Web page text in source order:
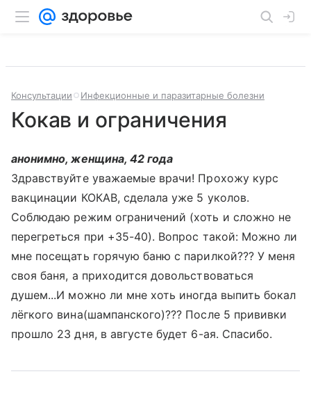
Консультации Инфекционные и паразитарные болезни
Кокав и ограничения
анонимно, женщина, 42 года
Здравствуйте уважаемые врачи! Прохожу курс
вакцинации КОКАВ, сделала уже 5 уколов.
Соблюдаю режим ограничений (хоть и сложно не
перегреться при +35-40). Вопрос такой: Можно ли
мне посещать горячую баню с парилкой??? У меня
своя баня, а приходится довольствоваться
душем...И можно ли мне хоть иногда выпить бокал
лёгкого вина(шампанского)??? После 5 прививки
прошло 23 дня, в августе будет 6-ая. Спасибо.